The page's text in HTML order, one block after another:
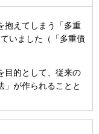
抱えてしまう「多重
いました（「多重債
目的として、従来の
」が作られることと